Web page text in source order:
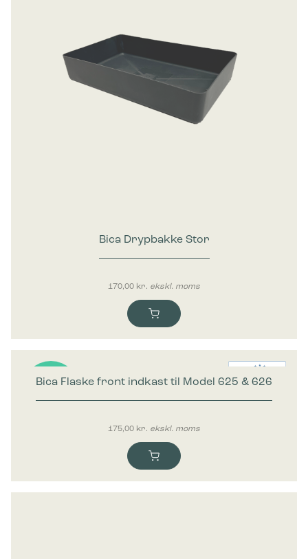
Bica Drypbakke Stor
170,00 kr. ekskl. moms
Bica Flaske front indkast til Model 625 & 626
175,00 kr. ekskl. moms